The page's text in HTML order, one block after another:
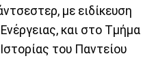
με ειδίκευση
και στο Τμήμα
του Παντείου